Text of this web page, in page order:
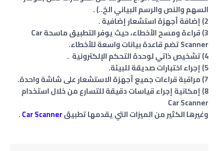
السهم والنص والرسم البياني الخ..) .
2) إضافة أجهزة استشعار إضافية .
3) قراءة ومسح الأخطاء، حيث يوفر التطبيق ماسحة Car
Scanner تضم قاعدة بيانات واسعة للأخطاء.
4) تشخيص ذاتي لوحدة التحكم الإلكترونية .
5) إجراء اختبارات صديقة للبيئة.
7) مراقبة قراءات جميع أجهزة الاستشعار على شاشة واحدة.
8) إمكانية إجراء قياسات دقيقة للتسارع من خلال استخدام
Car Scanner
وغيرها الكثير من الميزات التي يقدمها تطبيقCar Scanner
.